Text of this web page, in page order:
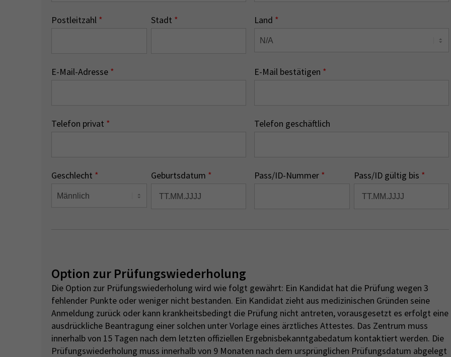
Postleitzahl * Stadt * Land *
E-Mail-Adresse * E-Mail bestätigen *
Telefon privat * Telefon geschäftlich
Geschlecht * Geburtsdatum * Pass/ID-Nummer * Pass/ID gültig bis *
Option zur Prüfungswiederholung
Die Option zur Prüfungswiederholung wird wie folgt gewährt: Ein Kandidat hat die Prüfung wegen 3
fehlender Punkte oder weniger nicht bestanden. Ein Kandidat zieht aus medizinischen Gründen seine
Anmeldung zurück oder kann krankheitsbedingt die Prüfung nicht antreten, vorausgesetzt es erfolgt eine
ausdrückliche Beantragung einer solchen unter Vorlage eines ärztliches Attestes. Das Zentrum muss
innerhalb von 15 Tagen nach dem letzten offiziellen Ergebnisbekanntgabedatum kontaktiert werden. Die
Prüfungswiederholung muss innerhalb von 9 Monaten nach dem ursprünglichen Prüfungsdatum abgelegt